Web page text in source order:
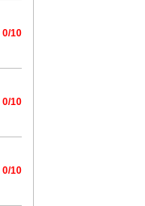
0/10
0/10
0/10